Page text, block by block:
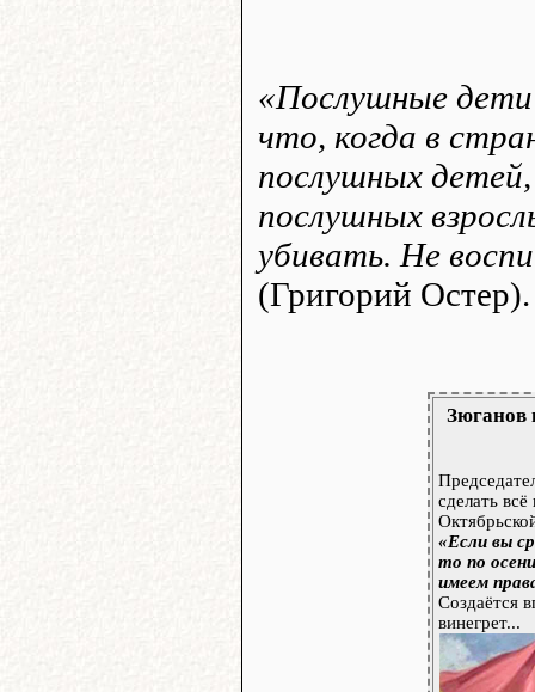
«Послушные дети
что, когда в
послушных
послушных
убивать. Не
(Григорий Остер).
Зюганов
сделать
«Если вы
то по
имеем
Создаётся
винегрет...